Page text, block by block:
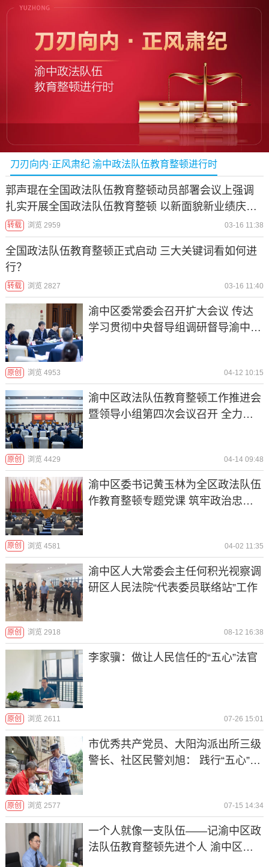
刀刃向内·正风肃纪 渝中政法队伍教育整顿进行时
郭声琨在全国政法队伍教育整顿动员部署会议上强调
扎实开展全国政法队伍教育整顿 以新面貌新业绩庆祝
建党100周年
转载 浏览 2959 03-16 11:38
全国政法队伍教育整顿正式启动 三大关键词看如何进
行？
转载 浏览 2827 03-16 11:40
渝中区委常委会召开扩大会议 传达
学习贯彻中央督导组调研督导渝中区
原创 浏览 4953 04-12 10:15
渝中区政法队伍教育整顿工作推进会
暨领导小组第四次会议召开 全力推
原创 浏览 4429 04-14 09:48
渝中区委书记黄玉林为全区政法队伍
作教育整顿专题党课 筑牢政治忠诚
原创 浏览 4581 04-02 11:35
渝中区人大常委会主任何积光视察调
研区人民法院“代表委员联络站”工作
原创 浏览 2918 08-12 16:38
李家骥：做让人民信任的“五心”法官
原创 浏览 2611 07-26 15:01
市优秀共产党员、大阳沟派出所三级
警长、社区民警刘旭： 践行“五心”
原创 浏览 2577 07-15 14:34
一个人就像一支队伍——记渝中区政
法队伍教育整顿先进个人 渝中区人